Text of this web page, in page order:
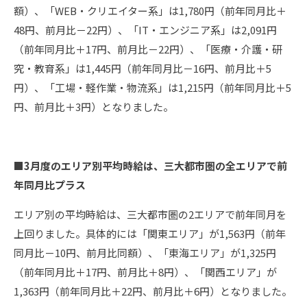
額）、「WEB・クリエイター系」は1,780円（前年同月比＋
48円、前月比－22円）、「IT・エンジニア系」は2,091円
（前年同月比＋17円、前月比－22円）、「医療・介護・研
究・教育系」は1,445円（前年同月比－16円、前月比＋5
円）、「工場・軽作業・物流系」は1,215円（前年同月比＋5
円、前月比＋3円）となりました。
■3月度のエリア別平均時給は、三大都市圏の全エリアで前
年同月比プラス
エリア別の平均時給は、三大都市圏の2エリアで前年同月を
上回りました。具体的には「関東エリア」が1,563円（前年
同月比－10円、前月比同額）、「東海エリア」が1,325円
（前年同月比＋17円、前月比＋8円）、「関西エリア」が
1,363円（前年同月比＋22円、前月比＋6円）となりました。